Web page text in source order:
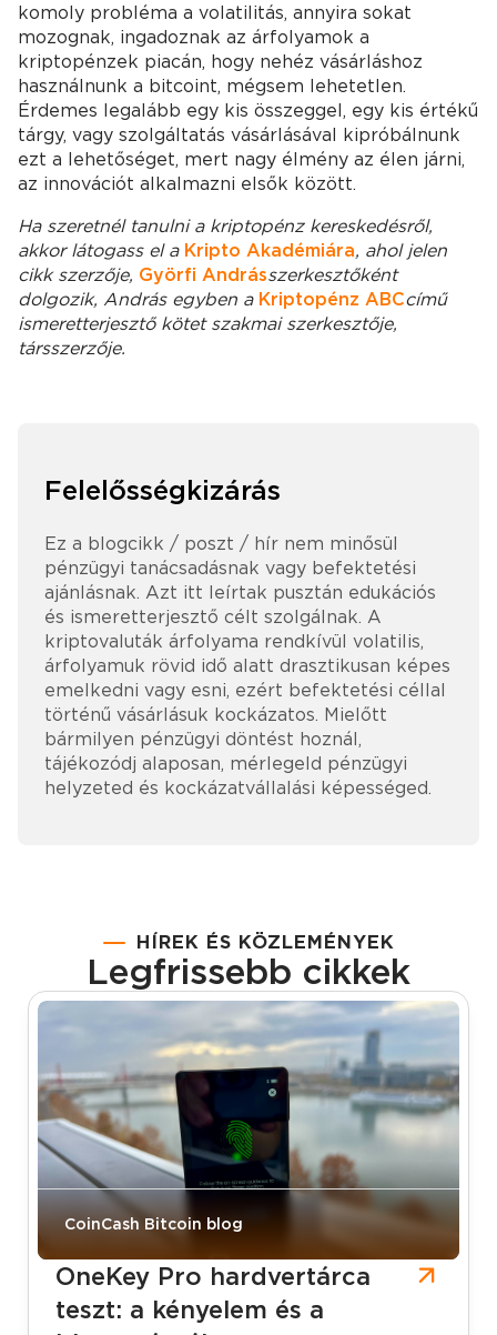
komoly probléma a volatilitás, annyira sokat
mozognak, ingadoznak az árfolyamok a
kriptopénzek piacán, hogy nehéz vásárláshoz
használnunk a bitcoint, mégsem lehetetlen.
Érdemes legalább egy kis összeggel, egy kis értékű
tárgy, vagy szolgáltatás vásárlásával kipróbálnunk
ezt a lehetőséget, mert nagy élmény az élen járni,
az innovációt alkalmazni elsők között.
Ha szeretnél tanulni a kriptopénz kereskedésről,
akkor látogass el a Kripto Akadémiára, ahol jelen
cikk szerzője, Györfi Andrásszerkesztőként
dolgozik, András egyben a Kriptopénz ABCcímű
ismeretterjesztő kötet szakmai szerkesztője,
társszerzője.
Felelősségkizárás
Ez a blogcikk / poszt / hír nem minősül
pénzügyi tanácsadásnak vagy befektetési
ajánlásnak. Azt itt leírtak pusztán edukációs
és ismeretterjesztő célt szolgálnak. A
kriptovaluták árfolyama rendkívül volatilis,
árfolyamuk rövid idő alatt drasztikusan képes
emelkedni vagy esni, ezért befektetési céllal
történű vásárlásuk kockázatos. Mielőtt
bármilyen pénzügyi döntést hoznál,
tájékozódj alaposan, mérlegeld pénzügyi
helyzeted és kockázatvállalási képességed.
HÍREK ÉS KÖZLEMÉNYEK
Legfrissebb cikkek
CoinCash Bitcoin blog
OneKey Pro hardvertárca
teszt: a kényelem és a